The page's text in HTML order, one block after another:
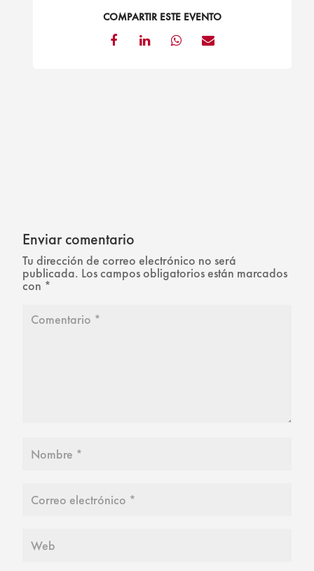
COMPARTIR ESTE EVENTO
Enviar comentario
Tu dirección de correo electrónico no será
publicada. Los campos obligatorios están marcados
con *